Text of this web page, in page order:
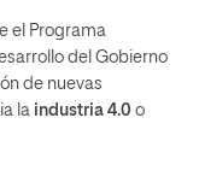
el Programa
del Gobierno
de nuevas
la industria 4.0 o